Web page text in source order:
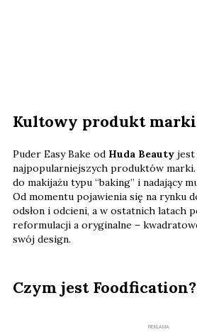
Kultowy produkt marki
Puder Easy Bake od Huda Beauty jest
najpopularniejszych produktów marki.
do makijażu typu “baking” i nadający
Od momentu pojawienia się na rynku
odsłon i odcieni, a w ostatnich latach
reformulacji a oryginalne –
swój design.
Czym jest Foodfication?
REKLAMA